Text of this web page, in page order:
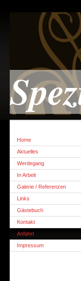
Home
Aktuelles
Werdegang
In Arbeit
Galerie / Referenzen
Links
Gästebuch
Kontakt
Anfahrt
Impressum